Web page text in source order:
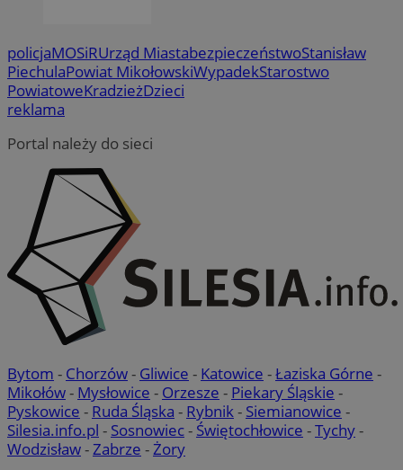
policjaMOSiRUrząd MiastabezpieczeństwoStanisław
PiechulaPowiat MikołowskiWypadekStarostwo
PowiatoweKradzieżDzieci
reklama
Portal należy do sieci
Bytom - Chorzów- Gliwice - Katowice -Łaziska Górne -
Mikołów- Mysłowice - Orzesze - Piekary Śląskie -
Pyskowice - Ruda Śląska - Rybnik- Siemianowice -
Silesia.info.pl - Sosnowiec- Świętochłowice -Tychy-
Wodzisław-Zabrze -Żory